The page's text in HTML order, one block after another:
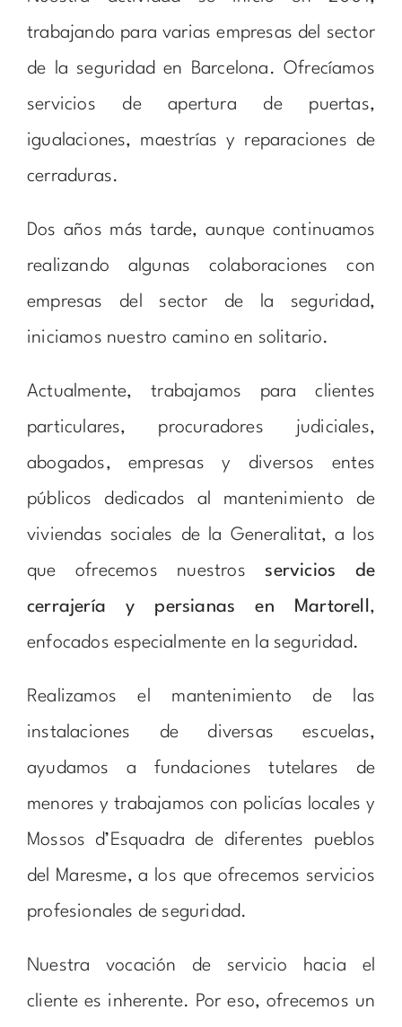
trabajando para varias empresas del sector
de la seguridad en Barcelona. Ofrecíamos
servicios de apertura de puertas,
igualaciones, maestrías y reparaciones de
cerraduras.
Dos años más tarde, aunque continuamos
realizando algunas colaboraciones con
empresas del sector de la seguridad,
iniciamos nuestro camino en solitario.
Actualmente, trabajamos para clientes
particulares, procuradores judiciales,
abogados, empresas y diversos entes
públicos dedicados al mantenimiento de
viviendas sociales de la Generalitat, a los
que ofrecemos nuestrosservicios de
cerrajería y persianas en Martorell ,
enfocados especialmente en la seguridad.
Realizamos el mantenimiento de las
instalaciones de diversas escuelas,
ayudamos a fundaciones tutelares de
menores y trabajamos con policías locales y
Mossos d’Esquadra de diferentes pueblos
del Maresme, a los que ofrecemos servicios
profesionales de seguridad.
Nuestra vocación de servicio hacia el
cliente es inherente. Por eso, ofrecemos un